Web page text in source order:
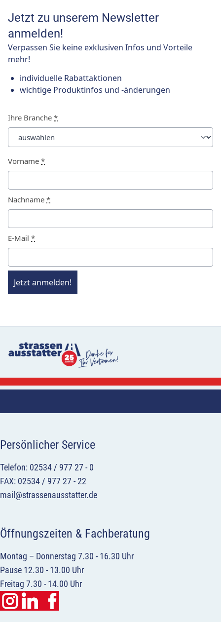
Jetzt zu unserem Newsletter
anmelden!
Verpassen Sie keine exklusiven Infos und Vorteile
mehr!
individuelle Rabattaktionen
wichtige Produktinfos und -änderungen
Ihre Branche *
Vorname *
Nachname *
E-Mail *
Jetzt anmelden!
Persönlicher Service
Telefon: 02534 / 977 27 - 0
FAX: 02534 / 977 27 - 22
mail@strassenausstatter.de
Öffnungszeiten & Fachberatung
Montag – Donnerstag 7.30 - 16.30 Uhr
Pause 12.30 - 13.00 Uhr
Freitag 7.30 - 14.00 Uhr